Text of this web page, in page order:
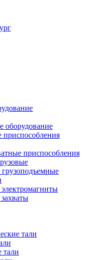
оборудование
приспособления
приспособления
грузоподъемные
тали
тали